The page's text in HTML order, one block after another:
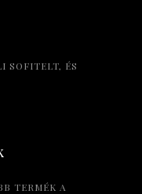
SOFITELT, ÉS
TERMÉK A